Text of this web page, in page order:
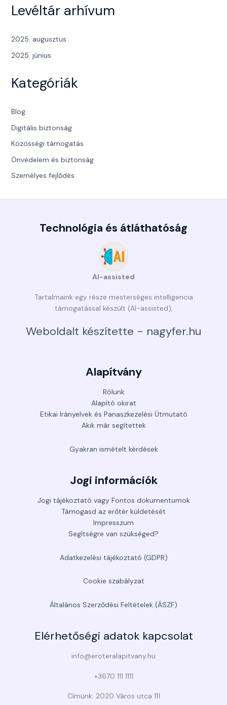
Levéltár arhívum
2025. augusztus
2025. június
Kategóriák
Blog
Digitális biztonság
Közösségi támogatás
Önvédelem és biztonság
Személyes fejlődés
Technológia és átláthatóság
AI-assisted
Tartalmaink egy része mesterséges intelligencia
támogatással készült (AI-assisted),
Weboldalt készítette - nagyfer.hu
Alapítvány
Rólunk
Alapító okirat
Etikai Irányelvek és Panaszkezelési Útmutató
Akik már segítettek
Gyakran ismételt kérdések
Jogi információk
Jogi tájékoztató vagy Fontos dokumentumok
Támogasd az erőtér küldetését
Impresszum
Segítségre van szükséged?
Adatkezelési tájékoztató (GDPR)
Cookie szabályzat
Általános Szerződési Feltételek (ÁSZF)
Elérhetőségi adatok kapcsolat
info@eroteralapitvany.hu
+3670 111 1111
Címünk: 2020 Város utca 111